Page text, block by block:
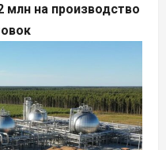
млн на производство